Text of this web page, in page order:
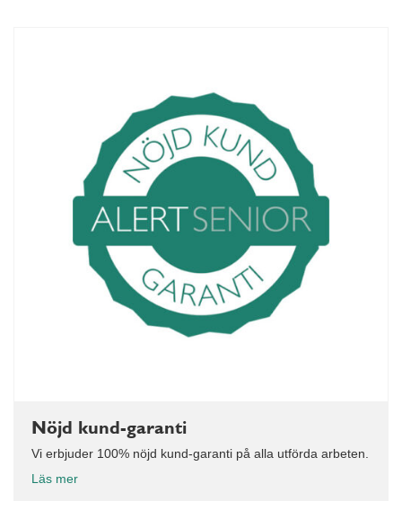
Nöjd kund-garanti
Vi erbjuder 100% nöjd kund-garanti på alla utförda arbeten.
Läs mer